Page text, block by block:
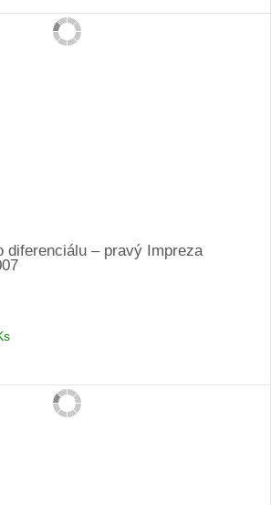
diferenciálu – pravý Impreza